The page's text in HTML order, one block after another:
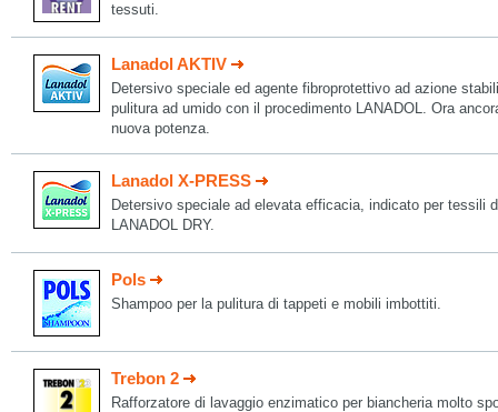
tessuti.
Lanadol AKTIV
Detersivo speciale ed agente fibroprotettivo ad azione
pulitura ad umido con il procedimento LANADOL. Ora
nuova potenza.
Lanadol X-PRESS
Detersivo speciale ad elevata efficacia, indicato per tessili
LANADOL DRY.
Pols
Shampoo per la pulitura di tappeti e mobili imbottiti.
Trebon 2
Rafforzatore di lavaggio enzimatico per biancheria molto